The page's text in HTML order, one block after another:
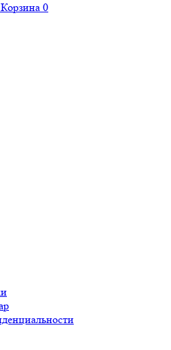
Корзина 0